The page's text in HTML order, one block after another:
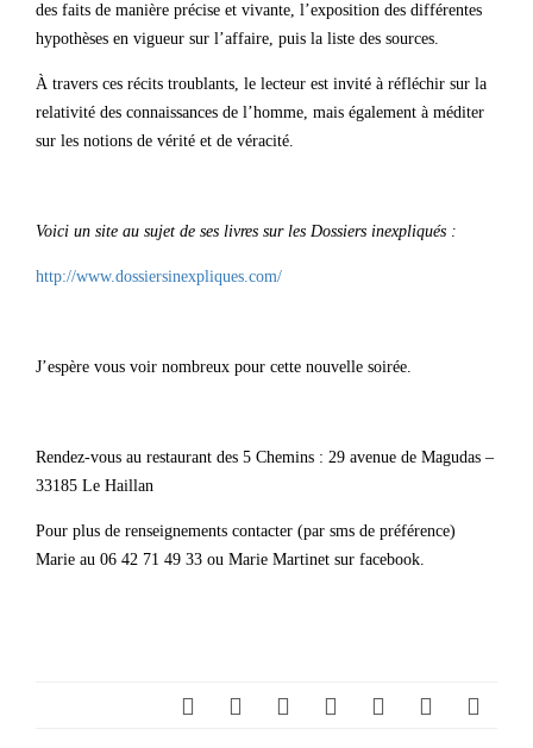
des faits de manière précise et vivante, l’exposition des différentes
hypothèses en vigueur sur l’affaire, puis la liste des sources.
À travers ces récits troublants, le lecteur est invité à réfléchir sur la
relativité des connaissances de l’homme, mais également à méditer
sur les notions de vérité et de véracité.
Voici un site au sujet de ses livres sur les Dossiers inexpliqués :
http://www.dossiersinexpliques.com/
J’espère vous voir nombreux pour cette nouvelle soirée.
Rendez-vous au restaurant des 5 Chemins : 29 avenue de Magudas –
33185 Le Haillan
Pour plus de renseignements contacter (par sms de préférence)
Marie au 06 42 71 49 33 ou Marie Martinet sur facebook.